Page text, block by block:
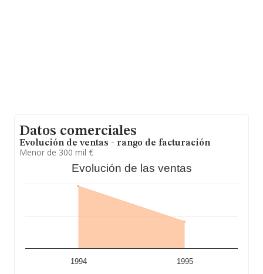
Datos comerciales
Evolución de ventas - rango de facturación
Menor de 300 mil €
Evolución de las ventas
1994 1995